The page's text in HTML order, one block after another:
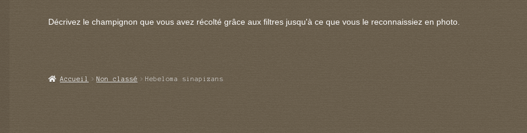
Décrivez le champignon que vous avez récolté grâce aux filtres jusqu'à ce que vous le reconnaissiez en photo.
Accueil Non classé Hebeloma sinapizans